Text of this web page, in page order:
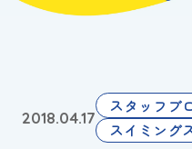
コース・クラス
団体会員募集
2018.04.17
スタッフブ
スイミング